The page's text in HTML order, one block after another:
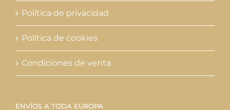
Política de privacidad
Política de cookies
Condiciones de venta
ENVÍOS A TODA EUROPA